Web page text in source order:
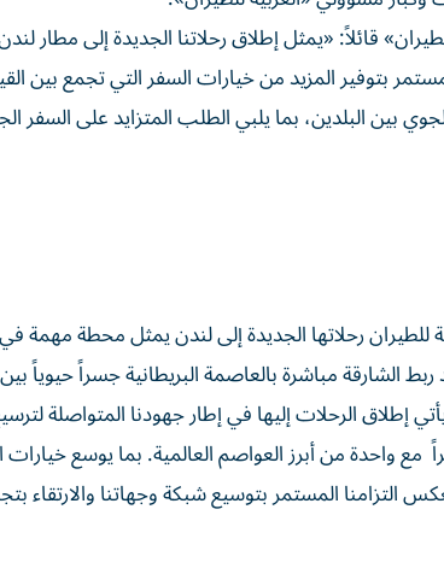
قائلاً: «يمثل إطلاق رحلاتنا الجديدة إلى مطار
بتوفير المزيد من خيارات السفر التي تجمع بين
بين البلدين، بما يلبي الطلب المتزايد على السفر
للطيران رحلاتها الجديدة إلى لندن يمثل محطة مهمة
الشارقة مباشرة بالعاصمة البريطانية جسراً حيوياً
إطلاق الرحلات إليها في إطار جهودنا المتواصلة
واحدة من أبرز العواصم العالمية. بما يوسع خيارات
التزامنا المستمر بتوسيع شبكة وجهاتنا والارتقاء